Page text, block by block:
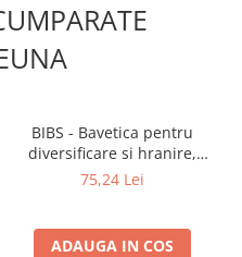
BIBS - Bavetica pentru
diversificare si hranire,
Earth
75,24 Lei
ADAUGA IN COS